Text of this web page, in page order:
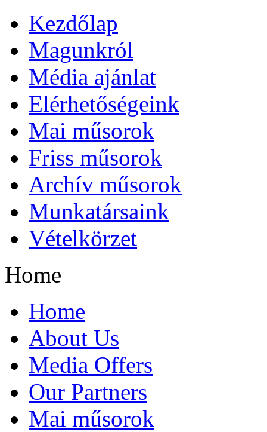
Kezdőlap
Magunkról
Média ajánlat
Elérhetőségeink
Mai műsorok
Friss műsorok
Archív műsorok
Munkatársaink
Vételkörzet
Home
Home
About Us
Media Offers
Our Partners
Mai műsorok